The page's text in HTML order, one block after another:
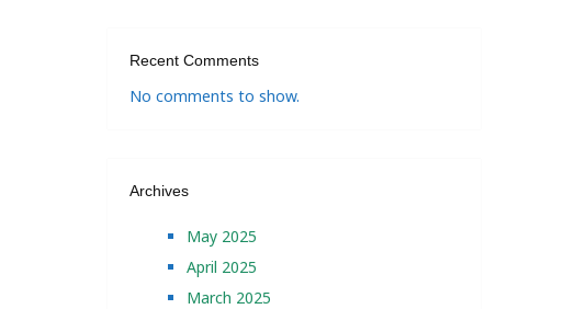
Recent Comments
No comments to show.
Archives
May 2025
April 2025
March 2025